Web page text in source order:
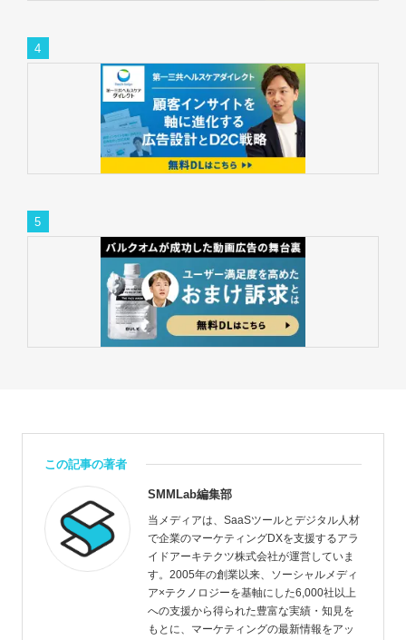
この記事の著者
SMMLab編集部
当メディアは、SaaSツールとデジタル人材
で企業のマーケティングDXを支援するアラ
イドアーキテクツ株式会社が運営していま
す。2005年の創業以来、ソーシャルメディ
ア×テクノロジーを基軸にした6,000社以上
への支援から得られた豊富な実績・知見を
もとに、マーケティングの最新情報をアッ